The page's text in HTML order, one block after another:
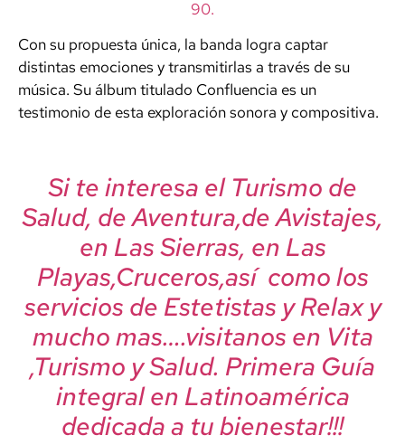
90.
Con su propuesta única, la banda logra captar
distintas emociones y transmitirlas a través de su
música. Su álbum titulado Confluencia es un
testimonio de esta exploración sonora y compositiva.
Si te interesa el Turismo de
Salud, de Aventura,de Avistajes,
en Las Sierras, en Las
Playas,Cruceros,así como los
servicios de Estetistas y Relax y
mucho mas….visitanos en Vita
,Turismo y Salud. Primera Guía
integral en Latinoamérica
dedicada a tu bienestar!!!